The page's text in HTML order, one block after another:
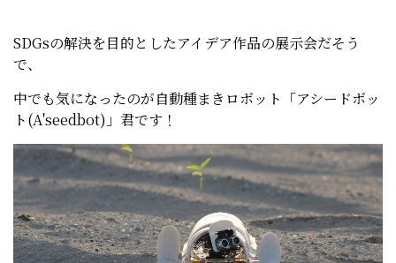
SDGsの解決を目的としたアイデア作品の展示会だそう
で、
中でも気になったのが自動種まきロボット「アシードボッ
ト(A'seedbot)」君です！